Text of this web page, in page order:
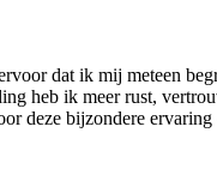
dat ik mij meteen
heb ik meer rust,
deze bijzondere